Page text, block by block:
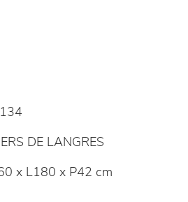
DE LANGRES
x L180 x P42 cm